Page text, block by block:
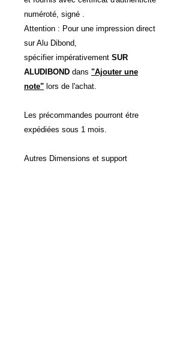
numéroté, signé .
Attention : Pour une impression direct
sur Alu Dibond,
spécifier impérativement SUR
ALUDIBOND dans "Ajouter une
note" lors de l'achat.
Les précommandes pourront étre
expédiées sous 1 mois.
Autres Dimensions et support